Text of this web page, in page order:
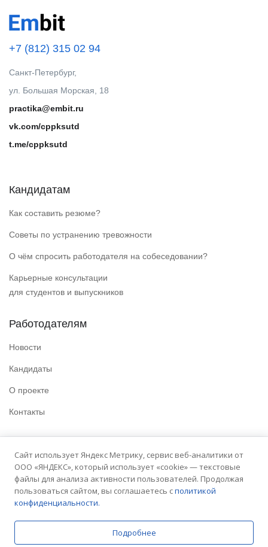
+7 (812) 315 02 94
Санкт-Петербург,
ул. Большая Морская, 18
practika@embit.ru
vk.com/cppksutd
t.me/cppksutd
Кандидатам
Как составить резюме?
Советы по устранению тревожности
О чём спросить работодателя на собеседовании?
Карьерные консультации
для студентов и выпускников
Работодателям
Новости
Кандидаты
О проекте
Контакты
Политика конфиденциальности
Условия использования
Сайт университета
Сайт использует Яндекс Метрику, сервис веб-аналитики от
ООО «ЯНДЕКС», который использует «cookie» — текстовые
файлы для анализа активности пользователей. Продолжая
пользоваться сайтом, вы соглашаетесь сполитикой
конфиденциальности.
Подробнее